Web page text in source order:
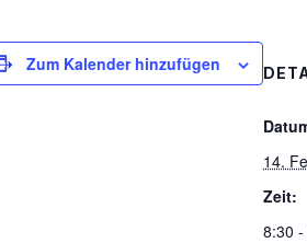
Zum Kalender hinzufügen
14.
Zeit:
8:30